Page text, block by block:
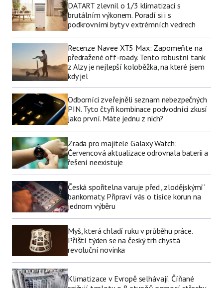
DATART zlevnil o 1/3 klimatizaci s
brutálním výkonem. Poradí si i s
podkrovními byty v extrémních vedrech
Recenze Navee XT5 Max: Zapomeňte na
předražené off-roady. Tento robustní tank
z Alzy je nejlepší koloběžka, na které jsem
kdy jel
Odborníci zveřejněli seznam nebezpečných
PIN. Tyto čtyři kombinace podvodníci zkusí
jako první. Máte jednu z nich?
Zrada pro majitele Galaxy Watch:
Červencová aktualizace odrovnala baterii a
řešení neexistuje
Česká spořitelna varuje před „zlodějskými“
bankomaty. Připraví vás o tisíce korun na
jednom výběru
Myš, která chladí ruku v průběhu práce.
Příští týden se na český trh chystá
revoluční novinka
Klimatizace v Evropě selhávají. Číňané